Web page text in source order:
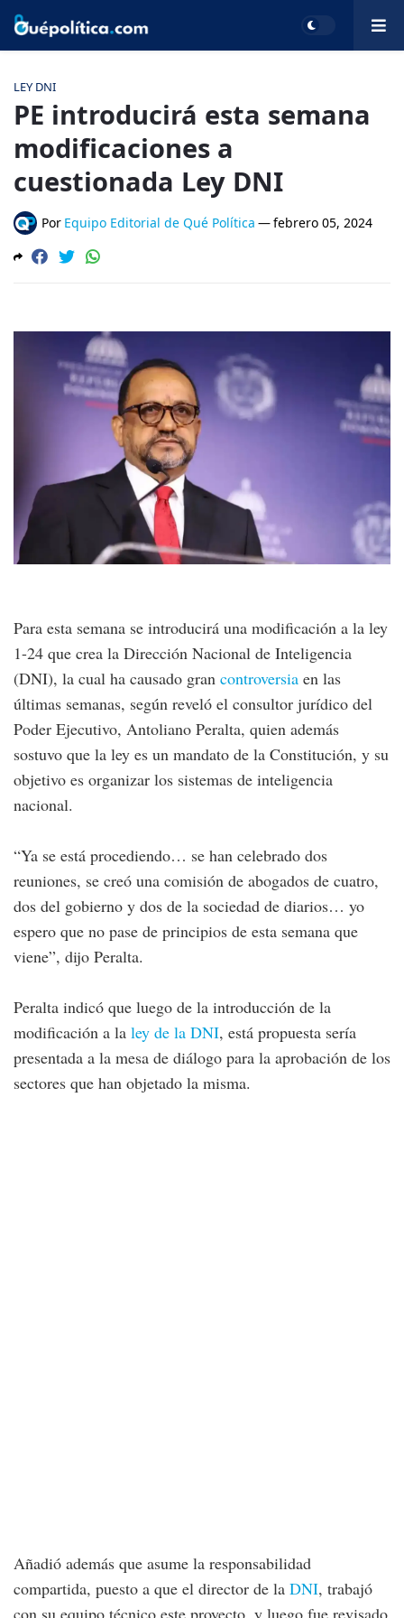
LEY DNI
PE introducirá esta semana
modificaciones a
cuestionada Ley DNI
Por Equipo Editorial de Qué Política —febrero 05, 2024
Para esta semana se introducirá una modificación a la ley
1-24 que crea la Dirección Nacional de Inteligencia
(DNI), la cual ha causado gran controversia en las
últimas semanas, según reveló el consultor jurídico del
Poder Ejecutivo, Antoliano Peralta, quien además
sostuvo que la ley es un mandato de la Constitución, y su
objetivo es organizar los sistemas de inteligencia
nacional.
“Ya se está procediendo… se han celebrado dos
reuniones, se creó una comisión de abogados de cuatro,
dos del gobierno y dos de la sociedad de diarios… yo
espero que no pase de principios de esta semana que
viene”, dijo Peralta.
Peralta indicó que luego de la introducción de la
modificación a la ley de la DNI, está propuesta sería
presentada a la mesa de diálogo para la aprobación de los
sectores que han objetado la misma.
Añadió además que asume la responsabilidad
compartida, puesto a que el director de la DNI, trabajó
con su equipo técnico este proyecto, y luego fue revisado